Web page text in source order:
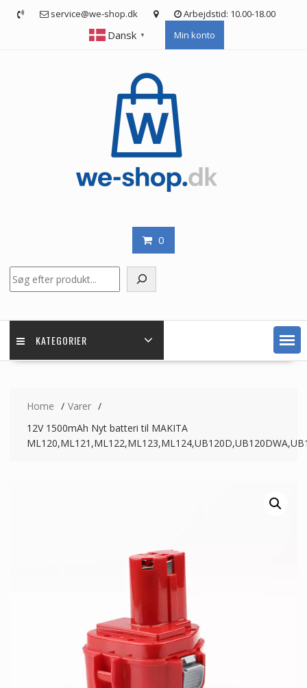
service@we-shop.dk Arbejdstid: 10.00-18.00
Dansk ▼ Min konto
0
KATEGORIER
Home
Varer
12V 1500mAh Nyt batteri til MAKITA